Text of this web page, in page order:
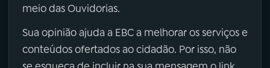
meio das Ouvidorias.
Sua opinião ajuda a EBC a melhorar os serviços e
conteúdos ofertados ao cidadão. Por isso, não